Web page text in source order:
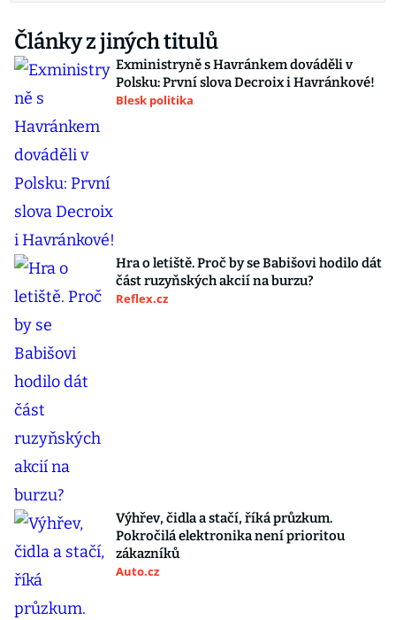
Články z jiných titulů
Exministryně s Havránkem dováděli v
Polsku: První slova Decroix i Havránkové!
Blesk politika
Hra o letiště. Proč by se Babišovi hodilo dát
část ruzyňských akcií na burzu?
Reflex.cz
Výhřev, čidla a stačí, říká průzkum.
Pokročilá elektronika není prioritou
zákazníků
Auto.cz